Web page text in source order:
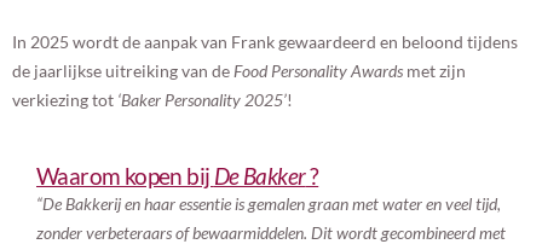
In 2025 wordt de aanpak van Frank gewaardeerd en beloond tijdens
de jaarlijkse uitreiking van de Food Personality Awards met zijn
verkiezing tot ‘Baker Personality 2025’!
Waarom kopen bij De Bakker?
“De Bakkerijen haar essentie is gemalen graan met water en veel tijd,
zonder verbeteraars of bewaarmiddelen. Dit wordt gecombineerd met